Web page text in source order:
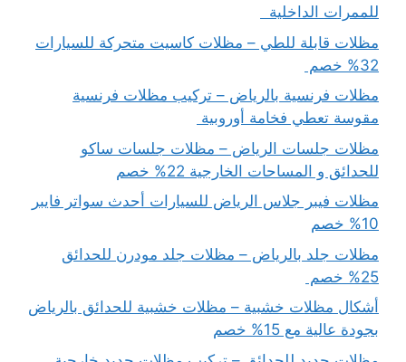
للممرات الداخلية
مظلات قابلة للطي – مظلات كاسيت متحركة للسيارات
32% خصم
مظلات فرنسية بالرياض – تركيب مظلات فرنسية
مقوسة تعطي فخامة أوروبية
مظلات جلسات الرياض – مظلات جلسات ساكو
للحدائق و المساحات الخارجية 22% خصم
مظلات فيبر جلاس الرياض للسيارات أحدث سواتر فايبر
10% خصم
مظلات جلد بالرياض – مظلات جلد مودرن للحدائق
25% خصم
أشكال مظلات خشبية – مظلات خشبية للحدائق بالرياض
بجودة عالية مع 15% خصم